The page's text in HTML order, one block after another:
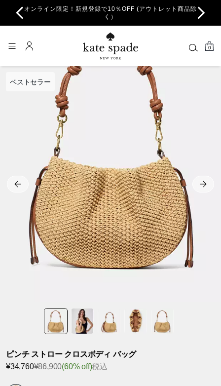
オンライン限定！新規登録で10％OFF (アウトレット商品除
く）
0
ベストセラー
ピンチ ストロー クロスボディ バッグ
¥34,760¥86,900(60% off)税込